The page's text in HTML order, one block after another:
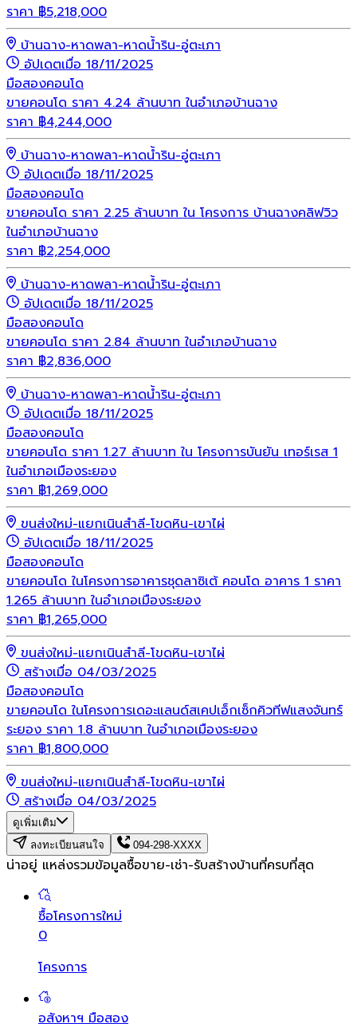
ราคา ฿5,218,000
บ้านฉาง-หาดพลา-หาดน้ำริน-อู่ตะเภา
อัปเดตเมื่อ 18/11/2025
มือสองคอนโด
ขายคอนโด ราคา 4.24 ล้านบาท ในอำเภอบ้านฉาง
ราคา ฿4,244,000
บ้านฉาง-หาดพลา-หาดน้ำริน-อู่ตะเภา
อัปเดตเมื่อ 18/11/2025
มือสองคอนโด
ขายคอนโด ราคา 2.25 ล้านบาท ใน โครงการ บ้านฉางคลิฟวิว
ในอำเภอบ้านฉาง
ราคา ฿2,254,000
บ้านฉาง-หาดพลา-หาดน้ำริน-อู่ตะเภา
อัปเดตเมื่อ 18/11/2025
มือสองคอนโด
ขายคอนโด ราคา 2.84 ล้านบาท ในอำเภอบ้านฉาง
ราคา ฿2,836,000
บ้านฉาง-หาดพลา-หาดน้ำริน-อู่ตะเภา
อัปเดตเมื่อ 18/11/2025
มือสองคอนโด
ขายคอนโด ราคา 1.27 ล้านบาท ใน โครงการบันยัน เทอร์เรส 1
ในอำเภอเมืองระยอง
ราคา ฿1,269,000
ขนส่งใหม่-แยกเนินสำลี-โขดหิน-เขาไผ่
อัปเดตเมื่อ 18/11/2025
มือสองคอนโด
ขายคอนโด ในโครงการอาคารชุดลาซิเต้ คอนโด อาคาร 1 ราคา
1.265 ล้านบาท ในอำเภอเมืองระยอง
ราคา ฿1,265,000
ขนส่งใหม่-แยกเนินสำลี-โขดหิน-เขาไผ่
สร้างเมื่อ 04/03/2025
มือสองคอนโด
ขายคอนโด ในโครงการเดอะแลนด์สเคปเอ็กเซ็กคิวทีฟแสงจันทร์
ระยอง ราคา 1.8 ล้านบาท ในอำเภอเมืองระยอง
ราคา ฿1,800,000
ขนส่งใหม่-แยกเนินสำลี-โขดหิน-เขาไผ่
สร้างเมื่อ 04/03/2025
ดูเพิ่มเติม
ลงทะเบียนสนใจ
094-298-XXXX
น่าอยู่ แหล่งรวมข้อมูลซื้อขาย-เช่า-รับสร้างบ้านที่ครบที่สุด
ซื้อโครงการใหม่
0
โครงการ
อสังหาฯ มือสอง